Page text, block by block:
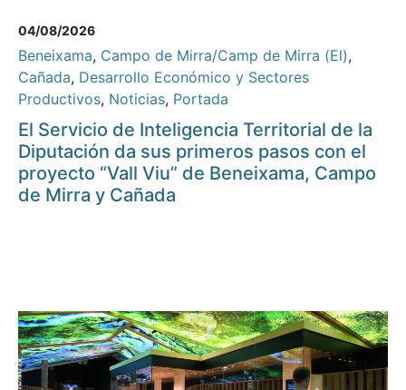
04/08/2026
Beneixama, Campo de Mirra/Camp de Mirra (El),
Cañada, Desarrollo Económico y Sectores
Productivos, Noticias, Portada
El Servicio de Inteligencia Territorial de la
Diputación da sus primeros pasos con el
proyecto “Vall Viu” de Beneixama, Campo
de Mirra y Cañada